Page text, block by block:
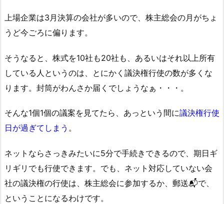
上場企業は3月決算の会社が多いので、株主総会の月がちょ
うど今ごろに偏ります。
そうなると、株式を10社も20社も、あるいはそれ以上所有
している人というのは、とにかく議決権行使の数が多くな
ります。封筒がわんさか届くでしょうなぁ・・・。
そんな1個1個の議案を見てたら、あっという間に議決権行使
日が過ぎてしまう 。
ネットならさっきみたいに5分で手続きできるので、期日ギ
リギリでも行使できます。でも、ネット対応していない会
社の議決権の行使は、株主総会に参加するか、郵送📬で、
ということになるわけです。